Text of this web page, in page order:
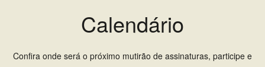
Calendário
Confira onde será o próximo mutirão de assinaturas, participe e